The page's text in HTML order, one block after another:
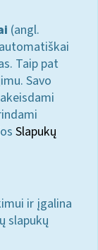
(angl.
Taip pat
Savo
Slapukų
ir įgalina
slapukų